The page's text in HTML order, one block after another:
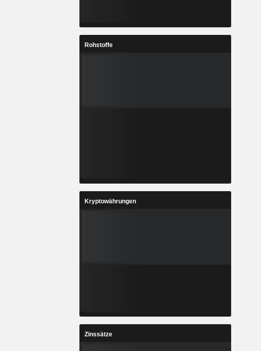
Rohstoffe
Kryptowährungen
Zinssätze